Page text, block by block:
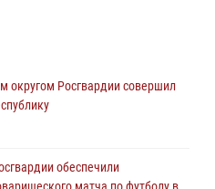
забегами
округом Росгвардии совершил
обеспечили
матча по футболу в